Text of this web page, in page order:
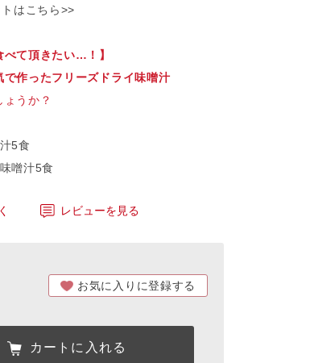
はこちら>>
べて頂きたい…！】
で作ったフリーズドライ味噌汁
ょうか？
5食
噌汁5食
レビューを見る
お気に入りに登録する
カートに入れる